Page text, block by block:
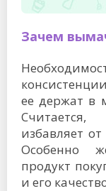
Зачем
ее держат в
избавляет
Особенно
продукт
и его